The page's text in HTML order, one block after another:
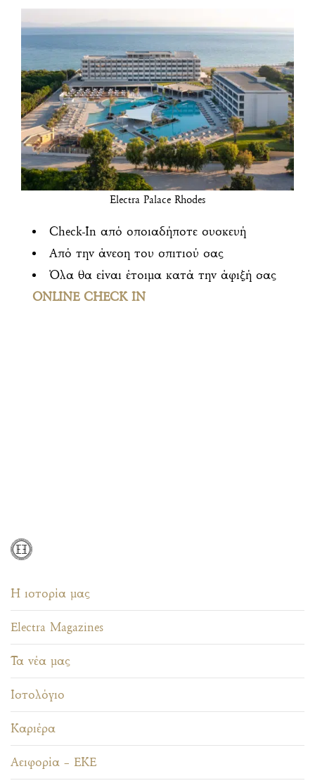
Electra Palace Rhodes
Check-In από οποιαδήποτε συσκευή
Από την άνεση του σπιτιού σας
Όλα θα είναι έτοιμα κατά την άφιξή σας
ONLINE CHECK IN
Η ιστορία μας
Electra Magazines
Τα νέα μας
Ιστολόγιο
Καριέρα
Αειφορία – ΕΚΕ